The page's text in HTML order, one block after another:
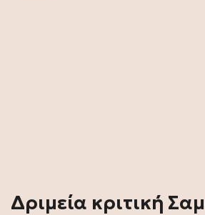
Δριμεία κριτική